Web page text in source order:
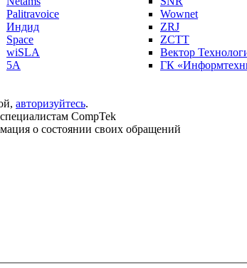
Palitravoice
Индид
Space
wiSLA
5A
Wownet
ZRJ
ZCTT
Вектор
ГК
авторизуйтесь.
CompTek
о состоянии своих обращений